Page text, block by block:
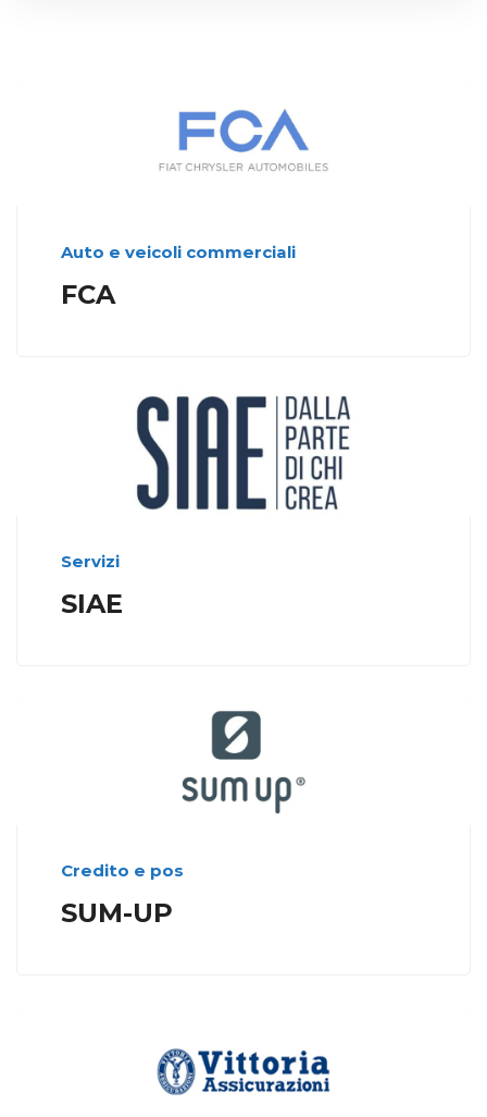
Auto e veicoli commerciali
FCA
Servizi
SIAE
Credito e pos
SUM-UP